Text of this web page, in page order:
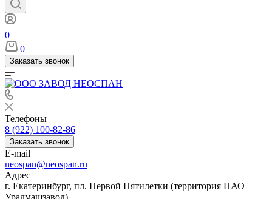
0
0
Заказать звонок
Телефоны
8 (922) 100-82-86
Заказать звонок
E-mail
neospan@neospan.ru
Адрес
г. Екатеринбург, пл. Первой Пятилетки (территория ПАО
Уралмашзавод)